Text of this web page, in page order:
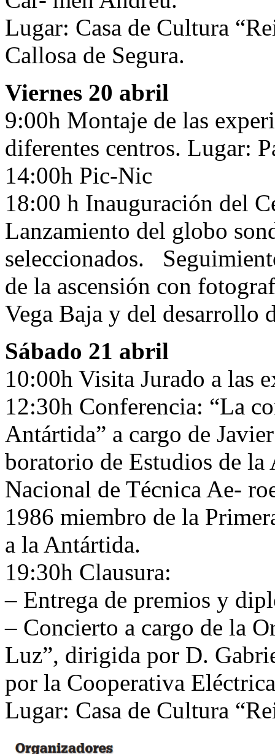
Lugar: Casa de Cultura
Callosa de Segura.
Viernes 20 abril
9:00h Montaje de las
diferentes centros. Lugar:
14:00h Pic-Nic
18:00 h Inauguración del
Lanzamiento del globo
seleccionados.
de la ascensión con
Vega Baja y del desarrollo
Sábado 21 abril
10:00h Visita Jurado a las
12:30h Conferencia: “La
Antártida” a cargo de
boratorio de Estudios de
Nacional de Técnica Ae-
1986 miembro de la
a la Antártida.
19:30h Clausura:
– Entrega de premios y
– Concierto a cargo de la
Luz”, dirigida por D.
por la Cooperativa
Lugar: Casa de Cultura